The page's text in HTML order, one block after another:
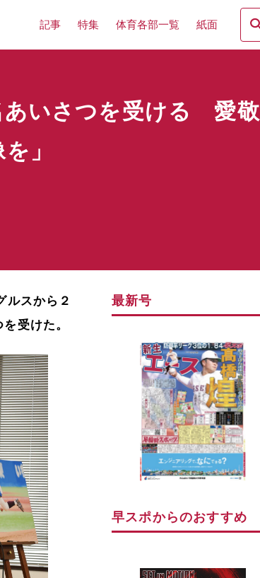
記事 特集 体育各部一覧 紙面
あいさつを受ける 愛敬
」
ルスから２
受けた。
最新号
早スポからのおすすめ